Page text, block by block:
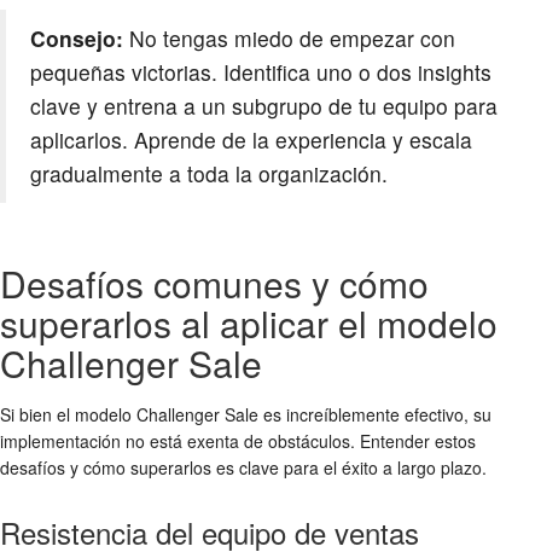
Consejo: No tengas miedo de empezar con
pequeñas victorias. Identifica uno o dos insights
clave y entrena a un subgrupo de tu equipo para
aplicarlos. Aprende de la experiencia y escala
gradualmente a toda la organización.
Desafíos comunes y cómo
superarlos al aplicar el modelo
Challenger Sale
Si bien el modelo Challenger Sale es increíblemente efectivo, su
implementación no está exenta de obstáculos. Entender estos
desafíos y cómo superarlos es clave para el éxito a largo plazo.
Resistencia del equipo de ventas